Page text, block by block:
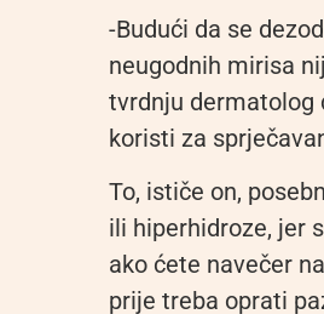
-Budući da se
neugodnih mirisa
tvrdnju dermatolog
koristi za
To, ističe on,
ili hiperhidroze, jer
ako ćete navečer
prije treba oprati